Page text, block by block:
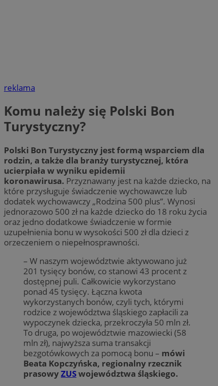
reklama
Komu należy się Polski Bon
Turystyczny?
Polski Bon Turystyczny jest formą wsparciem dla
rodzin, a także dla branży turystycznej, która
ucierpiała w wyniku epidemii
koronawirusa. Przyznawany jest na każde dziecko, na
które przysługuje świadczenie wychowawcze lub
dodatek wychowawczy „Rodzina 500 plus”. Wynosi
jednorazowo 500 zł na każde dziecko do 18 roku życia
oraz jedno dodatkowe świadczenie w formie
uzupełnienia bonu w wysokości 500 zł dla dzieci z
orzeczeniem o niepełnosprawności.
– W naszym województwie aktywowano już
201 tysięcy bonów, co stanowi 43 procent z
dostępnej puli. Całkowicie wykorzystano
ponad 45 tysięcy. Łączna kwota
wykorzystanych bonów, czyli tych, którymi
rodzice z województwa śląskiego zapłacili za
wypoczynek dziecka, przekroczyła 50 mln zł.
To druga, po województwie mazowiecki (58
mln zł), najwyższa suma transakcji
bezgotówkowych za pomocą bonu – mówi
Beata Kopczyńska, regionalny rzecznik
prasowyZUSwojewództwa śląskiego.